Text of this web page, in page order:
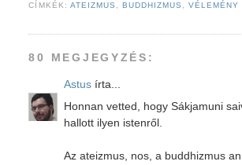
CÍMKÉK: ATEIZMUS , BUDDHIZMUS ,VÉLEMÉNY
80 MEGJEGYZÉS:
Astus írta...
Honnan vetted, hogy Sákjamuni
hallott ilyen istenről.
Az ateizmus, nos, a buddhizmus